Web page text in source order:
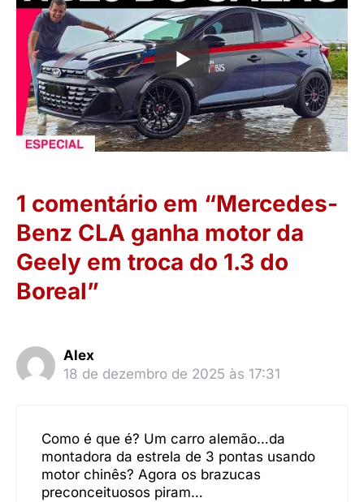
1 comentário em “Mercedes-
Benz CLA ganha motor da
Geely em troca do 1.3 do
Boreal”
Alex
18 de dezembro de 2025 às 17:31
Como é que é? Um carro alemão…da
montadora da estrela de 3 pontas usando
motor chinês? Agora os brazucas
preconceituosos piram…